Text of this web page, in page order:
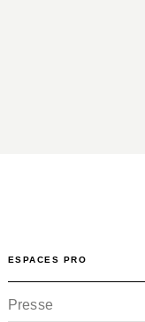
ESPACES PRO
Presse